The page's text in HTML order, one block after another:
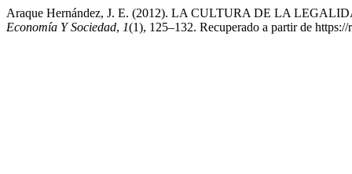
Araque Hernández, J. E. (2012). LA CULTURA DE LA
Economía Y Sociedad, 1(1), 125–132. Recuperado a partir de